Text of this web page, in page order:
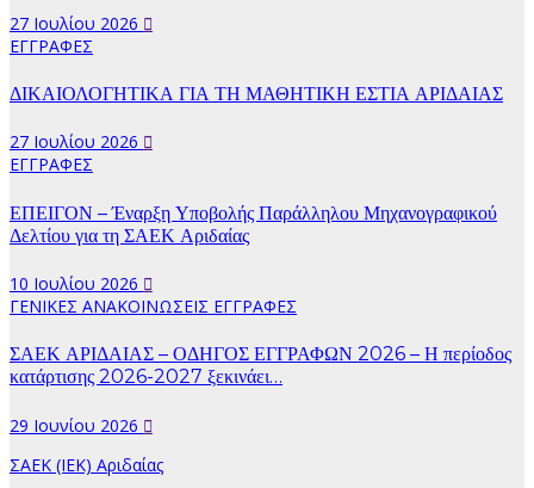
27 Ιουλίου 2026
ΕΓΓΡΑΦΕΣ
ΔΙΚΑΙΟΛΟΓΗΤΙΚΑ ΓΙΑ ΤΗ ΜΑΘΗΤΙΚΗ ΕΣΤΙΑ ΑΡΙΔΑΙΑΣ
27 Ιουλίου 2026
ΕΓΓΡΑΦΕΣ
ΕΠΕΙΓΟΝ – Έναρξη Υποβολής Παράλληλου Μηχανογραφικού
Δελτίου για τη ΣΑΕΚ Αριδαίας
10 Ιουλίου 2026
ΓΕΝΙΚΕΣ ΑΝΑΚΟΙΝΩΣΕΙΣ ΕΓΓΡΑΦΕΣ
ΣΑΕΚ ΑΡΙΔΑΙΑΣ – ΟΔΗΓΟΣ ΕΓΓΡΑΦΩΝ 2026 – Η περίοδος
κατάρτισης 2026-2027 ξεκινάει…
29 Ιουνίου 2026
ΣΑΕΚ (ΙΕΚ) Αριδαίας